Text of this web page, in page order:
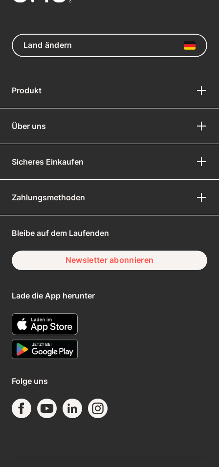
Land ändern
Produkt
Über uns
Zahlungsmethoden
Sicheres Einkaufen
Bleibe auf dem Laufenden
Newsletter abonnieren
Lade die App herunter
Folge uns